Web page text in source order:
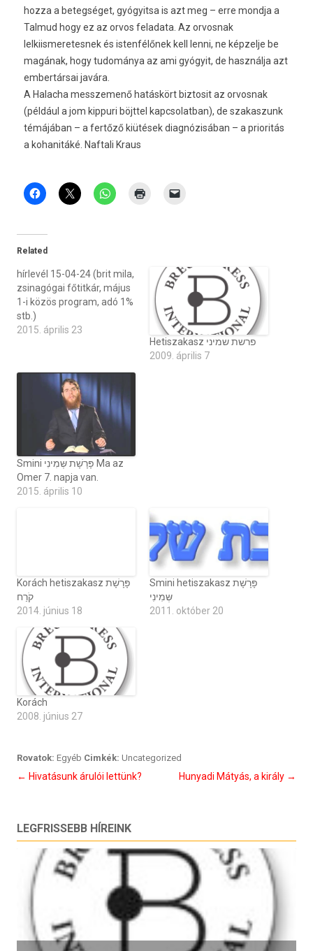
hozza a betegséget, gyógyitsa is azt meg – erre mondja a
Talmud hogy ez az orvos feladata. Az orvosnak
lelkiismeretesnek és istenfélőnek kell lenni, ne képzelje be
magának, hogy tudománya az ami gyógyit, de használja azt
embertársai javára.
A Halacha messzemenő hatáskört biztosit az orvosnak
(például a jom kippuri böjttel kapcsolatban), de szakaszunk
témájában – a fertőző kiütések diagnózisában – a prioritás
a kohanitáké. Naftali Kraus
Related
hírlevél 15-04-24 (brit mila,
zsinagógai főtitkár, május
1-i közös program, adó 1%
stb.)
2015. április 23
Hetiszakasz פרשת שמיני
2009. április 7
Smini פָּרָשָׁת שְּמִינִי Ma az
Omer 7. napja van.
2015. április 10
Smini hetiszakasz פָּרָשָׁת
שְּמִינִי
2011. október 20
Korách
2008. június 27
Rovatok: Egyéb Cimkék: Uncategorized
Bejegyzés
← Hivatásunk árulói lettünk? Hunyadi Mátyás, a király →
LEGFRISSEBB HÍREINK